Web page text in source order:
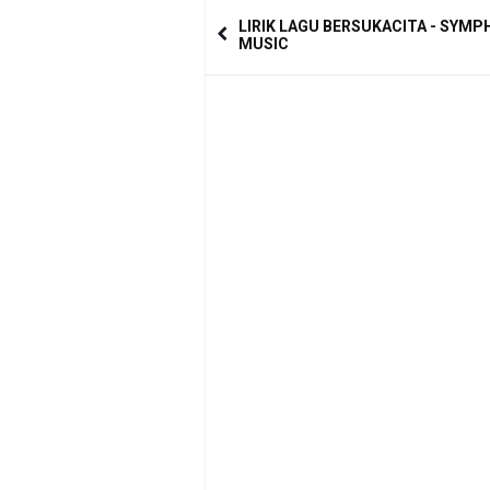
LIRIK LAGU BERSUKACITA -
MUSIC